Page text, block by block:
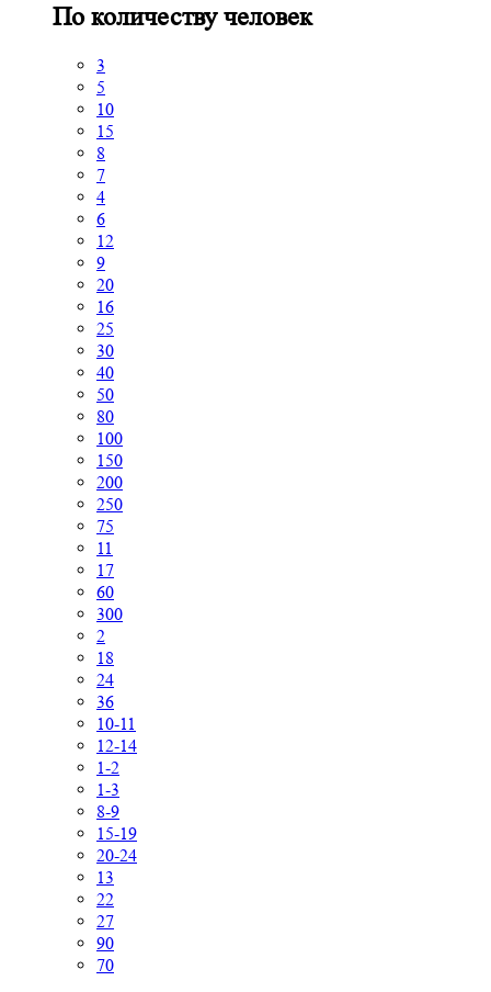
По количеству человек
3
5
10
15
8
7
4
6
12
9
20
16
25
30
40
50
80
100
150
200
250
75
11
17
60
300
2
18
24
36
10-11
12-14
1-2
1-3
8-9
15-19
20-24
13
22
27
90
70